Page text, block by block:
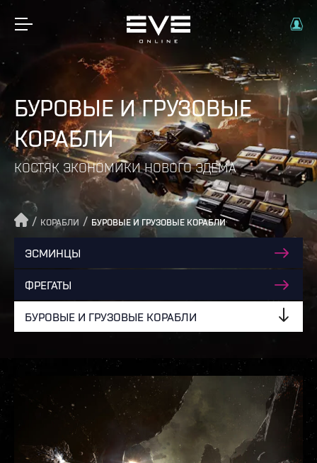
БУРОВЫЕ И ГРУЗОВЫЕ
КОРАБЛИ
КОСТЯК ЭКОНОМИКИ НОВОГО ЭДЕМА
/ КОРАБЛИ / БУРОВЫЕ И ГРУЗОВЫЕ КОРАБЛИ
ЭСМИНЦЫ
ФРЕГАТЫ
БУРОВЫЕ И ГРУЗОВЫЕ КОРАБЛИ